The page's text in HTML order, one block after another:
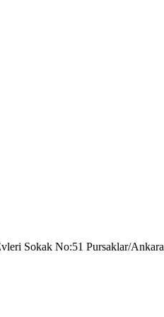
Sokak No:51 Pursaklar/Ankara